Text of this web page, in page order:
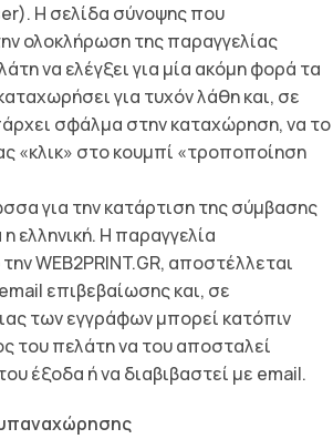
Η σελίδα σύνοψης που
ολοκλήρωση της παραγγελίας
να ελέγξει για µία ακόµη φορά τα
για τυχόν λάθη και, σε
σφάλµα στην καταχώρηση, να το
«κλικ» στο κουµπί «τροποποίηση
για την κατάρτιση της σύµβασης
ελληνική. Η παραγγελία
WEB2PRINT.GR, αποστέλλεται
επιβεβαίωσης και, σε
των εγγράφων µπορεί κατόπιν
του πελάτη να του αποσταλεί
έξοδα ή να διαβιβαστεί µε email.